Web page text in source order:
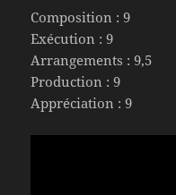
Composition : 9
Exécution : 9
Arrangements : 9,5
Production : 9
Appréciation : 9